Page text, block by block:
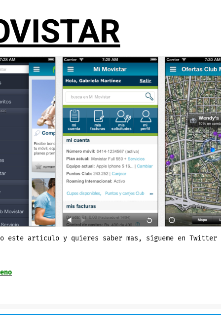
este articulo y quieres saber mas, sígueme en Twitter